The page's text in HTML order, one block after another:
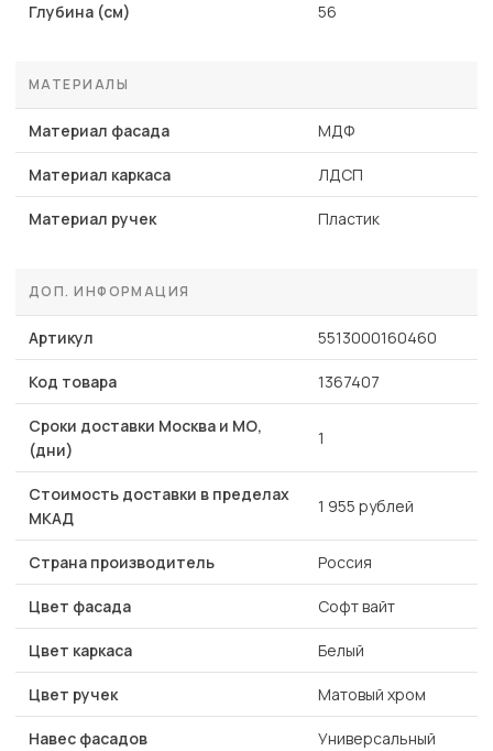
Глубина (см) 56
МАТЕРИАЛЫ
Материал фасада МДФ
Материал каркаса ЛДСП
Материал ручек Пластик
ДОП. ИНФОРМАЦИЯ
Артикул 5513000160460
Код товара 1367407
Сроки доставки Москва и МО,
(дни)
1
Стоимость доставки в пределах
МКАД
1 955 рублей
Страна производитель Россия
Цвет фасада Софт вайт
Цвет каркаса Белый
Цвет ручек Матовый хром
Навес фасадов Универсальный